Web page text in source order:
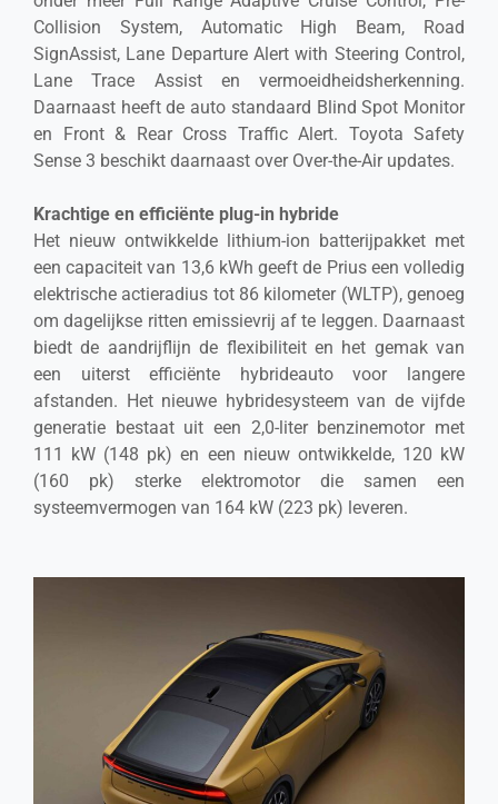
Collision System, Automatic High Beam, Road
SignAssist, Lane Departure Alert with Steering Control,
Lane Trace Assist en vermoeidheidsherkenning.
Daarnaast heeft de auto standaard Blind Spot Monitor
en Front & Rear Cross Traffic Alert. Toyota Safety
Sense 3 beschikt daarnaast over Over-the-Air updates.
Krachtige en efficiënte plug-in hybride
Het nieuw ontwikkelde lithium-ion batterijpakket met
een capaciteit van 13,6 kWh geeft de Prius een volledig
elektrische actieradius tot 86 kilometer (WLTP), genoeg
om dagelijkse ritten emissievrij af te leggen. Daarnaast
biedt de aandrijflijn de flexibiliteit en het gemak van
een uiterst efficiënte hybrideauto voor langere
afstanden. Het nieuwe hybridesysteem van de vijfde
generatie bestaat uit een 2,0-liter benzinemotor met
111 kW (148 pk) en een nieuw ontwikkelde, 120 kW
(160 pk) sterke elektromotor die samen een
systeemvermogen van 164 kW (223 pk) leveren.